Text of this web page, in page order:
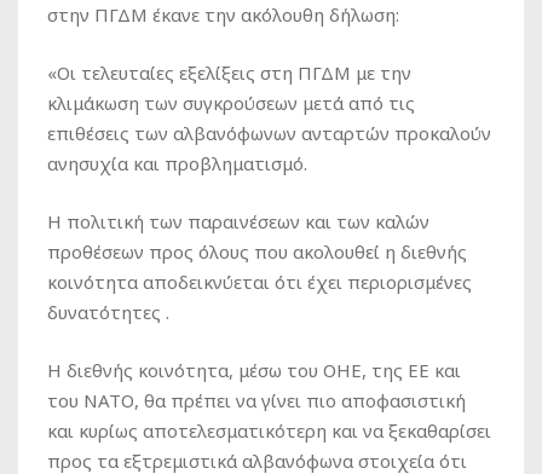
στην ΠΓΔΜ έκανε την ακόλουθη δήλωση:
«Οι τελευταίες εξελίξεις στη ΠΓΔΜ με την
κλιμάκωση των συγκρούσεων μετά από τις
επιθέσεις των αλβανόφωνων ανταρτών προκαλούν
ανησυχία και προβληματισμό.
Η πολιτική των παραινέσεων και των καλών
προθέσεων προς όλους που ακολουθεί η διεθνής
κοινότητα αποδεικνύεται ότι έχει περιορισμένες
δυνατότητες .
Η διεθνής κοινότητα, μέσω του ΟΗΕ, της ΕΕ και
του ΝΑΤΟ, θα πρέπει να γίνει πιο αποφασιστική
και κυρίως αποτελεσματικότερη και να ξεκαθαρίσει
προς τα εξτρεμιστικά αλβανόφωνα στοιχεία ότι